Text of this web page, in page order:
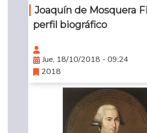
Joaquín de Mosquera
perfil biográfico
Jue, 18/10/2018 - 09:24
2018